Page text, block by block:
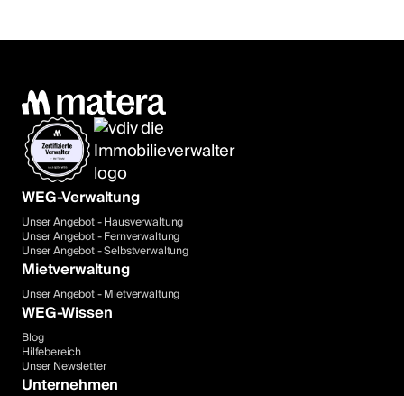
WEG-Verwaltung
Unser Angebot - Hausverwaltung
Unser Angebot - Fernverwaltung
Unser Angebot - Selbstverwaltung
Mietverwaltung
Unser Angebot - Mietverwaltung
WEG-Wissen
Blog
Hilfebereich
Unser Newsletter
Unternehmen